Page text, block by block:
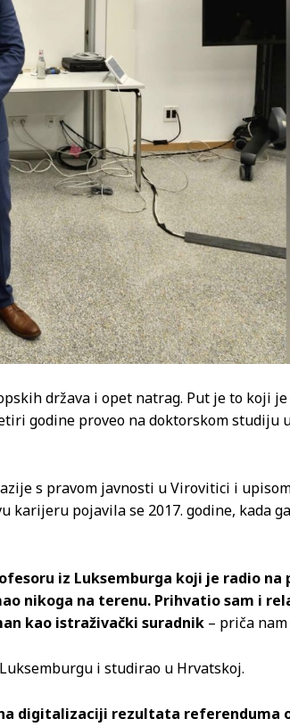
država i opet natrag. Put je to koji
godine proveo na doktorskom studiju
s pravom javnosti u Virovitici i
pojavila se 2017. godine, kada
iz Luksemburga koji je radio na
nikoga na terenu. Prihvatio sam i
kao istraživački suradnik – priča nam
i studirao u Hrvatskoj.
digitalizaciji rezultata referenduma